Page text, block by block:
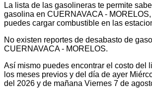
La lista de las gasolineras te permite
gasolina en CUERNAVACA -
puedes cargar combustible en las
No existen reportes de desabasto de
CUERNAVACA - MORELOS.
Así mismo puedes encontrar el costo del
los meses previos y del día de ayer
del 2026 y de mañana Viernes 7 de